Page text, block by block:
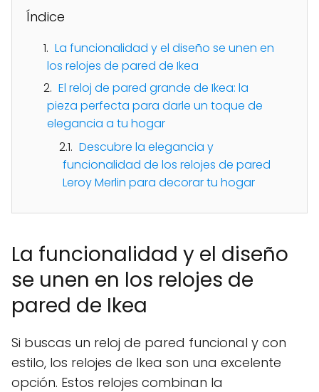
Índice
La funcionalidad y el diseño se unen en
los relojes de pared de Ikea
El reloj de pared grande de Ikea: la
pieza perfecta para darle un toque de
elegancia a tu hogar
Descubre la elegancia y
funcionalidad de los relojes de pared
Leroy Merlin para decorar tu hogar
La funcionalidad y el diseño
se unen en los relojes de
pared de Ikea
Si buscas un reloj de pared funcional y con
estilo, los relojes de Ikea son una excelente
opción. Estos relojes combinan la